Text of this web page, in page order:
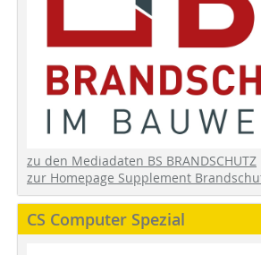
zu den Mediadaten BS BRANDSCHUTZ
zur Homepage Supplement
CS Computer Spezial